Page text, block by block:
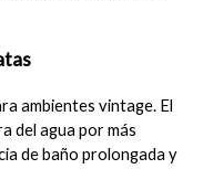
ambientes vintage. El
del agua por más
de baño prolongada y